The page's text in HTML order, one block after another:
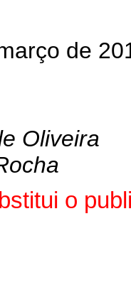
de
Oliveira
o